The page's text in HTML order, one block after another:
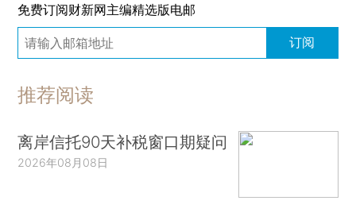
免费订阅财新网主编精选版电邮
订阅
推荐阅读
离岸信托90天补税窗口期疑问
2026年08月08日